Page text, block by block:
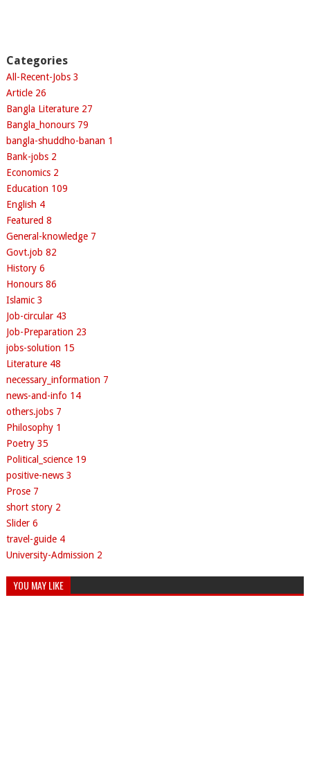
Categories
All-Recent-Jobs 3
Article 26
Bangla Literature 27
Bangla_honours 79
bangla-shuddho-banan 1
Bank-jobs 2
Economics 2
Education 109
English 4
Featured 8
General-knowledge 7
Govt.job 82
History 6
Honours 86
Islamic 3
Job-circular 43
Job-Preparation 23
jobs-solution 15
Literature 48
necessary_information 7
news-and-info 14
others.jobs 7
Philosophy 1
Poetry 35
Political_science 19
positive-news 3
Prose 7
short story 2
Slider 6
travel-guide 4
University-Admission 2
YOU MAY LIKE